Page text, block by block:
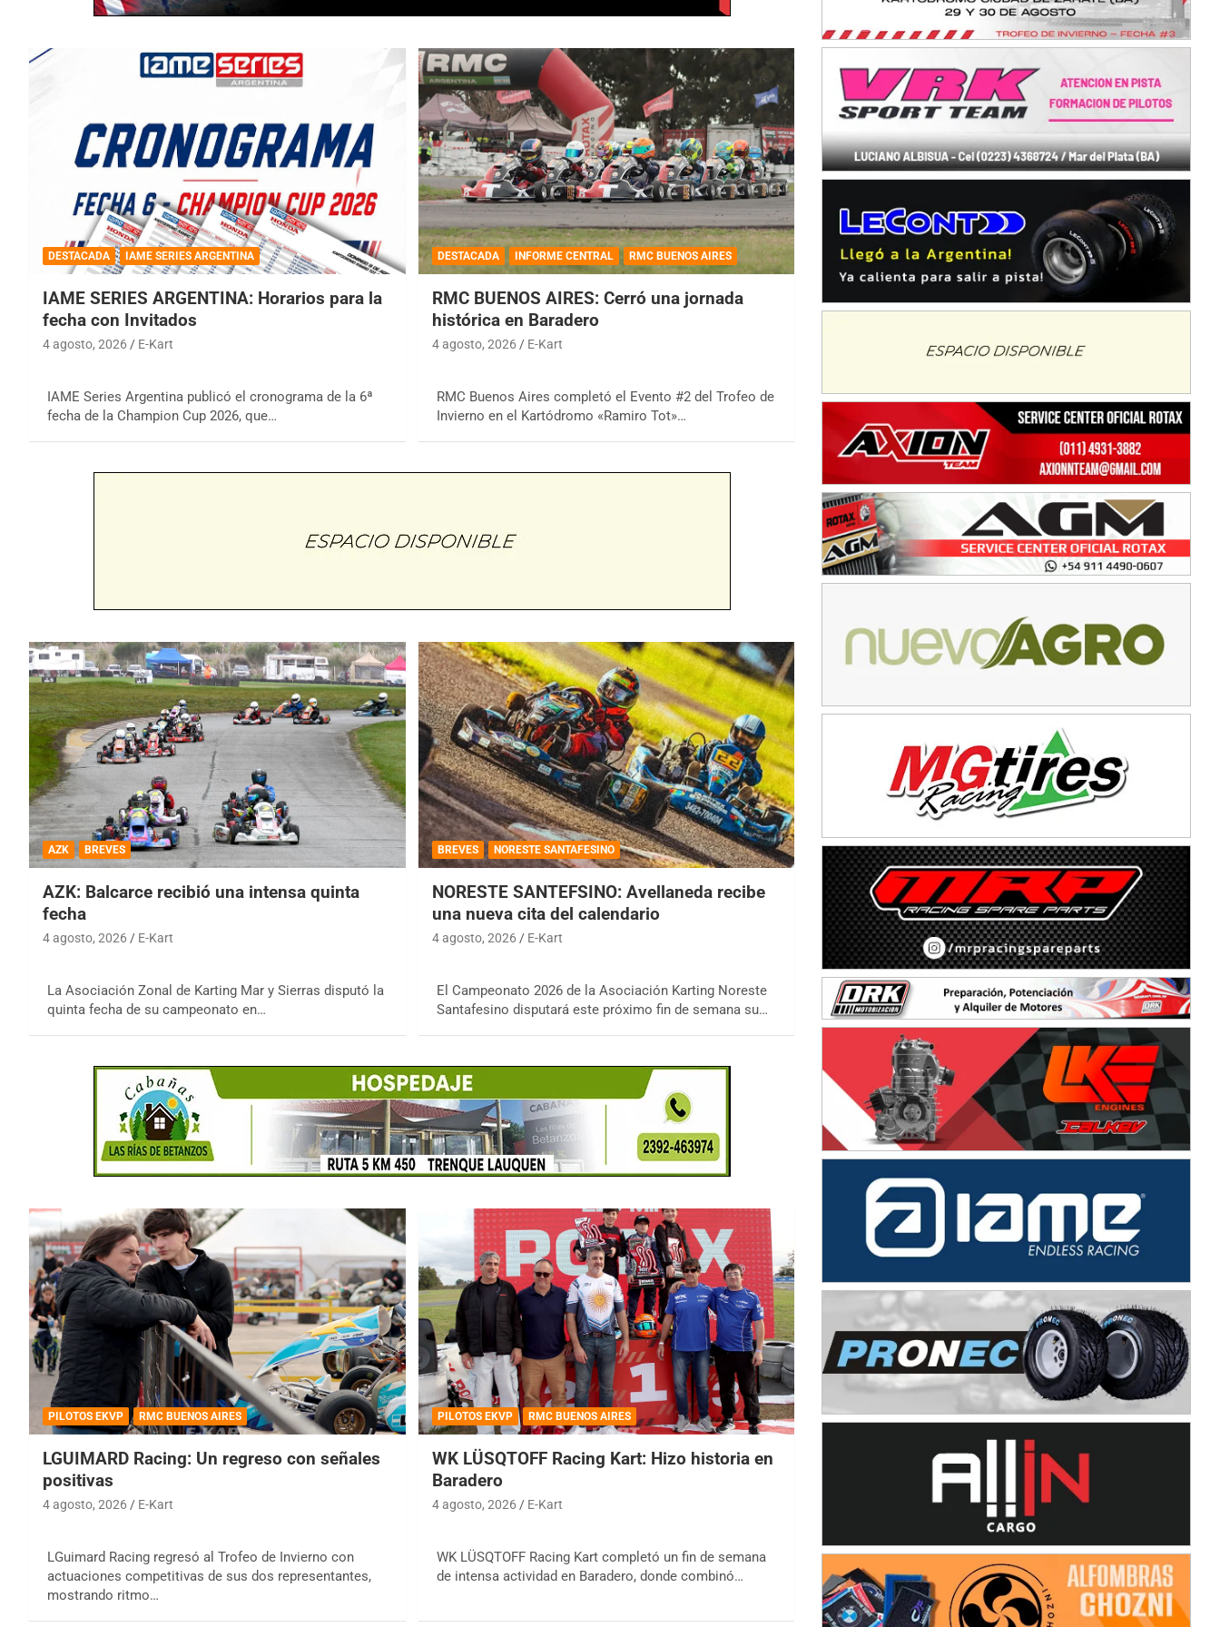
DESTACADA IAME SERIES ARGENTINA
IAME SERIES ARGENTINA: Horarios para la
fecha con Invitados
4 agosto, 2026 E-Kart
IAME Series Argentina publicó el cronograma de la 6ª
fecha de la Champion Cup 2026, que…
DESTACADA INFORME CENTRAL RMC BUENOS AIRES
RMC BUENOS AIRES: Cerró una jornada
histórica en Baradero
4 agosto, 2026 E-Kart
RMC Buenos Aires completó el Evento #2 del Trofeo de
Invierno en el Kartódromo «Ramiro Tot»…
AZK BREVES
AZK: Balcarce recibió una intensa quinta
fecha
4 agosto, 2026 E-Kart
La Asociación Zonal de Karting Mar y Sierras disputó la
quinta fecha de su campeonato en…
BREVES NORESTE SANTAFESINO
NORESTE SANTEFSINO: Avellaneda recibe
una nueva cita del calendario
4 agosto, 2026 E-Kart
El Campeonato 2026 de la Asociación Karting Noreste
Santafesino disputará este próximo fin de semana su…
PILOTOS EKVP RMC BUENOS AIRES
LGUIMARD Racing: Un regreso con señales
positivas
4 agosto, 2026 E-Kart
LGuimard Racing regresó al Trofeo de Invierno con
actuaciones competitivas de sus dos representantes,
mostrando ritmo…
PILOTOS EKVP RMC BUENOS AIRES
WK LÜSQTOFF Racing Kart: Hizo historia en
Baradero
4 agosto, 2026 E-Kart
WK LÜSQTOFF Racing Kart completó un fin de semana
de intensa actividad en Baradero, donde combinó…
Baradero (Buenos Aires)
KDO - F6
Trenque Lauquen (Buenos Aires)
ENTRERRIANO - F6 (POSTERGADA)
Villaguay (Entre Ríos)
VICTORIENSE - F7
Victoria (Entre Ríos)
PATAGONICO - F6
Moto Club Reginense (Tierra)
Gral. E. Godoy (Río Negro)
CSK - F7
Humboldt (Santa Fe)
Ciudad de Avellaneda (Asfalto)
SUR SANTAFESINO - F4
José Samuel Sánchez (Tierra)
Rufino (Santa Fe)
TUCUMANO - F5
Juan Navarro (Asfalto)
El Timbó (Tucumán)